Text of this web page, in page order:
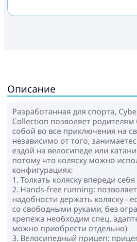
Описание
Разработанная для спорта,
Collection позволяет
собой во все приключения на
независимо от того,
ездой на велосипеде или
потому что коляску можно
конфигурациях:
1. Толкать коляску впереди
2. Hands-free running:
надобности держать коляску -
со свободными руками, без
крепежа необходим спец.
можно приобрести отдельно)
3. Велосипедный прицеп: